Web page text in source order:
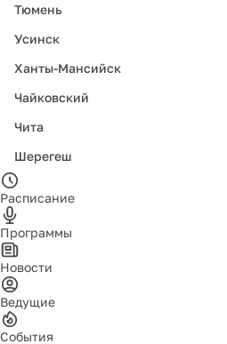
Тюмень
Усинск
Ханты-Мансийск
Чайковский
Чита
Шерегеш
Расписание
Программы
Новости
Ведущие
События